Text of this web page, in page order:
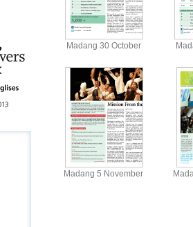
Madang 30 October
View
Madang 5 November